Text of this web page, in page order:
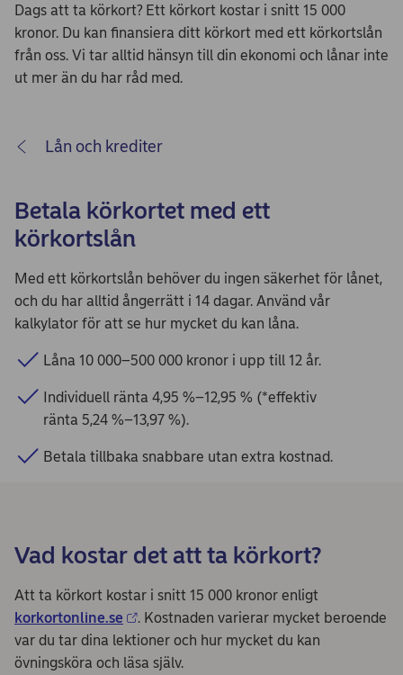
Dags att ta körkort? Ett körkort kostar i snitt 15 000
kronor. Du kan finansiera ditt körkort med ett körkortslån
från oss. Vi tar alltid hänsyn till din ekonomi och lånar inte
ut mer än du har råd med.
Lån och krediter
Betala körkortet med ett
körkortslån
Med ett körkortslån behöver du ingen säkerhet för lånet,
och du har alltid ångerrätt i 14 dagar. Använd vår
kalkylator för att se hur mycket du kan låna.
Låna 10 000–500 000 kronor i upp till 12 år.
Individuell ränta 4,95 %–12,95 % (*effektiv
ränta 5,24 %–13,97 %).
Betala tillbaka snabbare utan extra kostnad.
Vad kostar det att ta körkort?
Att ta körkort kostar i snitt 15 000 kronor enligt
korkortonline.se
. Kostnaden varierar mycket beroende
var du tar dina lektioner och hur mycket du kan
övningsköra och läsa själv.